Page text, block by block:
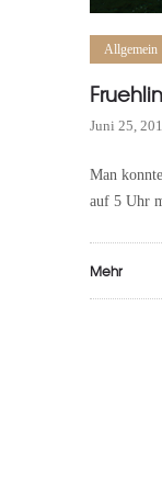
Allgemein
Juni 25,
Man
auf 5 Uhr
Mehr